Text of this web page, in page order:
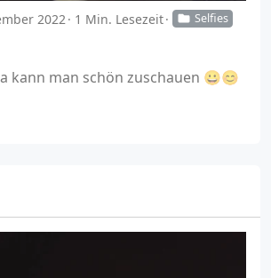
2022 1 Min. Lesezeit
Selfies
kann man schön zuschauen 😀😊